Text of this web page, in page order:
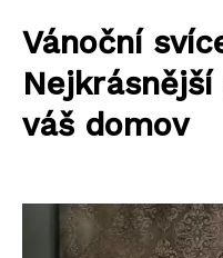
Vánoční
váš domov